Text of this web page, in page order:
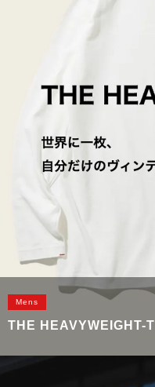
Mens
THE HEAVYWEIGHT-T